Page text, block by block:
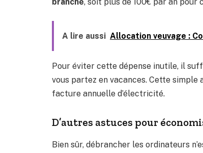
A lire aussi Allocation veuvage :
Pour éviter cette dépense inutile, il
vous partez en vacances. Cette simple
facture annuelle d’électricité.
D’autres astuces pour
Bien sûr, débrancher les ordinateurs